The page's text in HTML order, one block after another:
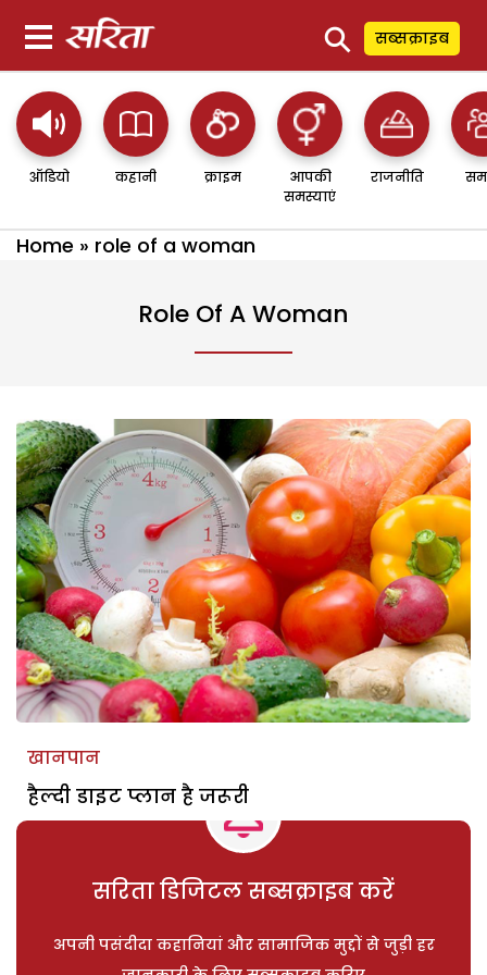
⚲ सब्सक्राइब
ऑडियो कहानी क्राइम
आपकी
समस्याएं
राजनीति
Home » role of a woman
Role Of A Woman
खानपान
हैल्दी डाइट प्लान है जरूरी
सरिता डिजिटल सब्सक्राइब करें
अपनी पसंदीदा कहानियां और सामाजिक मुद्दों से जुड़ी हर